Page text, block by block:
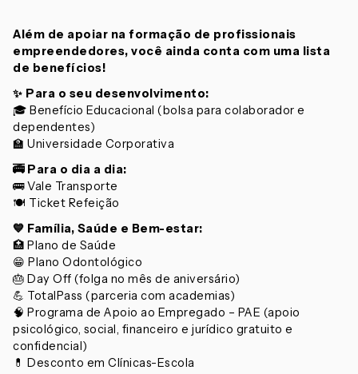
Além de apoiar na formação de profissionais
empreendedores, você ainda conta com uma lista
de benefícios!
✨ Para o seu desenvolvimento:
🎓 Benefício Educacional (bolsa para colaborador e
dependentes)
🏫 Universidade Corporativa
🚎Para o dia a dia:
🚌 Vale Transporte
🍽️ Ticket Refeição
💙 Família, Saúde e Bem-estar:
🏥 Plano de Saúde
😁 Plano Odontológico
🎂 Day Off (folga no mês de aniversário)
💪 TotalPass (parceria com academias)
🧠 Programa de Apoio ao Empregado – PAE (apoio
psicológico, social, financeiro e jurídico gratuito e
confidencial)
💊 Desconto em Clínicas-Escola